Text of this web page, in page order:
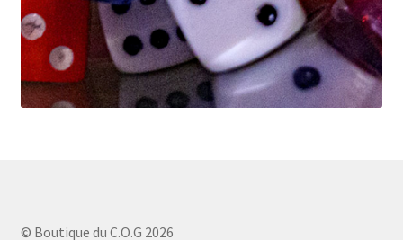
© Boutique du C.O.G 2026